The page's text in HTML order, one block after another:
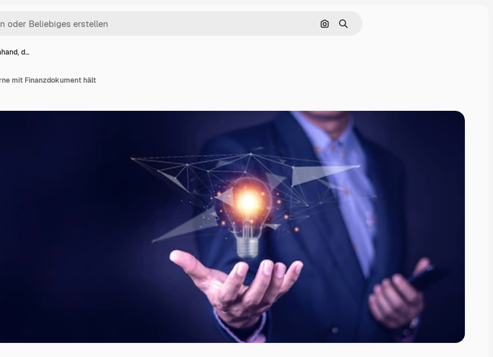
Nach Bild suchen
Suchen
d…
mit Finanzdokument hält